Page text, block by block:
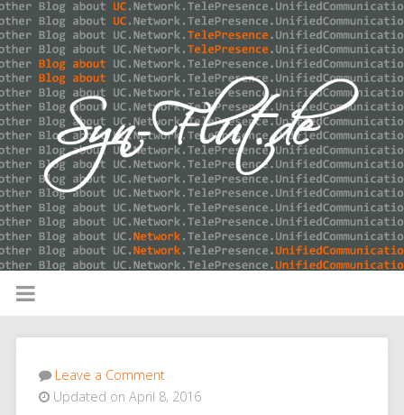
Leave a Comment
Updated on April 8, 2016